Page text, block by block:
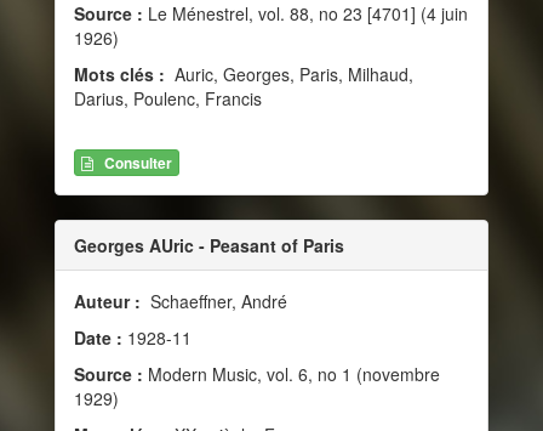
Source : Le Ménestrel, vol. 88, no 23 [4701] (4 juin
1926)
Mots clés : Auric, Georges, Paris, Milhaud,
Darius, Poulenc, Francis
Consulter
Georges AUric - Peasant of Paris
Auteur : Schaeffner, André
Date : 1928-11
Source : Modern Music, vol. 6, no 1 (novembre
1929)